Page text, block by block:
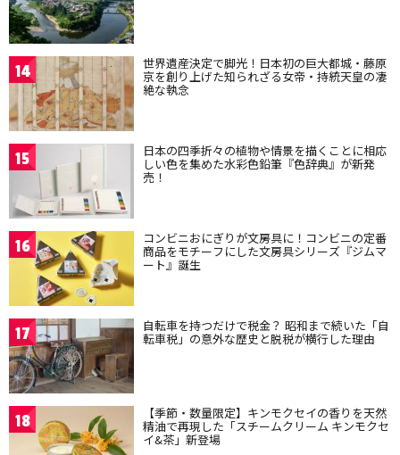
14 世界遺産決定で脚光！日本初の巨大都城・藤原
京を創り上げた知られざる女帝・持統天皇の凄
絶な執念
15 日本の四季折々の植物や情景を描くことに相応
しい色を集めた水彩色鉛筆『色辞典』が新発
売！
16 コンビニおにぎりが文房具に！コンビニの定番
商品をモチーフにした文房具シリーズ『ジムマ
ート』誕生
17 自転車を持つだけで税金？ 昭和まで続いた「自
転車税」の意外な歴史と脱税が横行した理由
18 【季節・数量限定】キンモクセイの香りを天然
精油で再現した「スチームクリーム キンモクセ
イ&茶」新登場